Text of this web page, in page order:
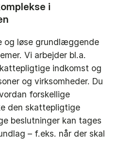
i
og løse grundlæggende
Vi arbejder bl.a.
indkomst og
og virksomheder. Du
forskellige
den skattepligtige
beslutninger kan tages
– f.eks. når der skal